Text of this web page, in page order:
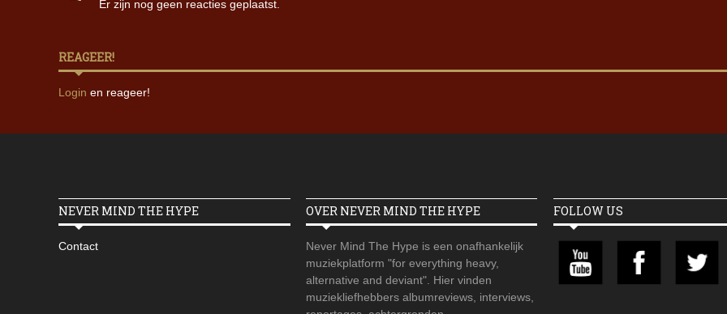
Er zijn nog geen reacties geplaatst.
REAGEER!
Login en reageer!
NEVER MIND THE HYPE
Contact
OVER NEVER MIND THE HYPE
Never Mind The Hype is een onafhankelijk
muziekplatform "for everything heavy,
alternative and deviant". Hier vinden
muziekliefhebbers albumreviews, interviews,
FOLLOW US